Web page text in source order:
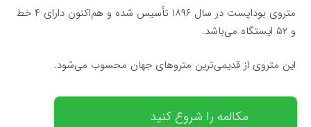
متروی بوداپست در سال ۱۸۹۶ تأسیس شده و هم‌اکنون دارای ۴ خط
و ۵۲ ایستگاه می‌باشد.
این متروی از قدیمی‌ترین متروهای جهان محسوب می‌شود.
مکالمه را شروع کنید